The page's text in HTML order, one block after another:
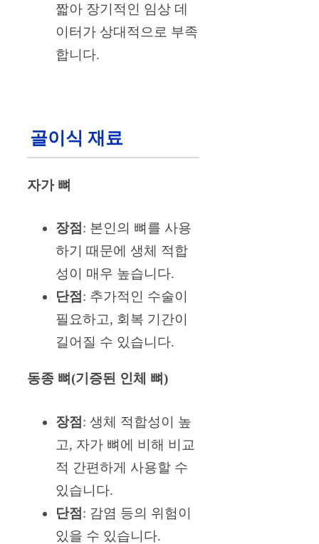
짧아 장기적인 임상 데
이터가 상대적으로 부족
합니다.
골이식 재료
자가 뼈
장점 : 본인의 뼈를 사용
하기 때문에 생체 적합
성이 매우 높습니다.
단점 : 추가적인 수술이
필요하고, 회복 기간이
길어질 수 있습니다.
동종 뼈(기증된 인체 뼈)
장점 : 생체 적합성이 높
고, 자가 뼈에 비해 비교
적 간편하게 사용할 수
있습니다.
단점 : 감염 등의 위험이
있을 수 있습니다.